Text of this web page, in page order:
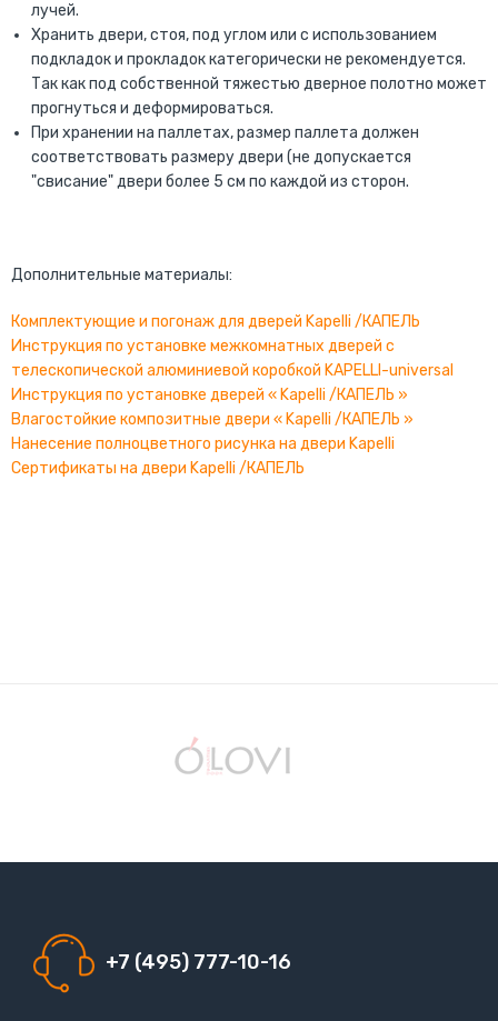
лучей.
Хранить двери, стоя, под углом или с использованием
подкладок и прокладок категорически не рекомендуется.
Так как под собственной тяжестью дверное полотно может
прогнуться и деформироваться.
При хранении на паллетах, размер паллета должен
соответствовать размеру двери (не допускается
"свисание" двери более 5 см по каждой из сторон.
Дополнительные материалы:
Комплектующие и погонаж для дверей Kapelli /КАПЕЛЬ
Инструкция по установке межкомнатных дверей с
телескопической алюминиевой коробкой KAPELLI-universal
Инструкция по установке дверей « Kapelli /КАПЕЛЬ »
Влагостойкие композитные двери « Kapelli /КАПЕЛЬ »
Нанесение полноцветного рисунка на двери Kapelli
Сертификаты на двери Kapelli /КАПЕЛЬ
+7 (495) 777-10-16